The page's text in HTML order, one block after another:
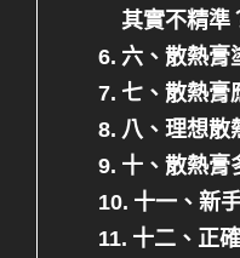
其實不精準
六、散熱膏
七、散熱膏
八、理想散
十、散熱膏
十一、新
十二、正